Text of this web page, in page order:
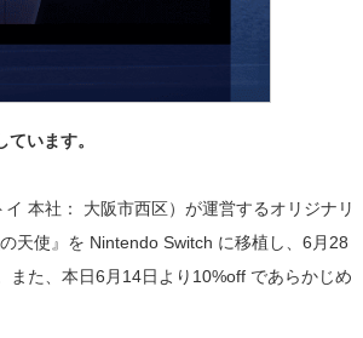
います。
本社： 大阪市西区）が運営するオリジナリ
天使』を Nintendo Switch に移植し、6月28
また、本日6月14日より10%off であらかじめ